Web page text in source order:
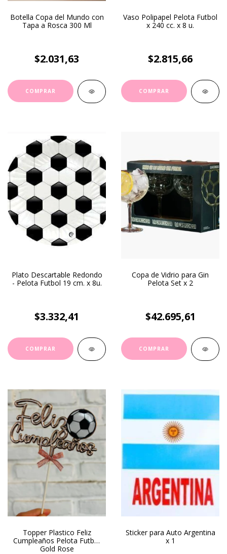
Botella Copa del Mundo con
Tapa a Rosca 300 Ml
$2.031,63
Vaso Polipapel Pelota Futbol
x 240 cc. x 8 u.
$2.815,66
Plato Descartable Redondo
- Pelota Futbol 19 cm. x 8u.
$3.332,41
Copa de Vidrio para Gin
Pelota Set x 2
$42.695,61
Topper Plastico Feliz
Cumpleaños Pelota Futbol
Gold Rose
Sticker para Auto Argentina
x 1